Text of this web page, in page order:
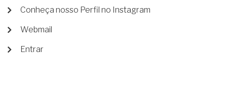
LEILÃO:
QUAIS
CONTA
DE
Conheça nosso Perfil no Instagram
Webmail
Entrar